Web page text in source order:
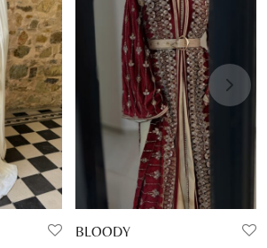
BLOODY